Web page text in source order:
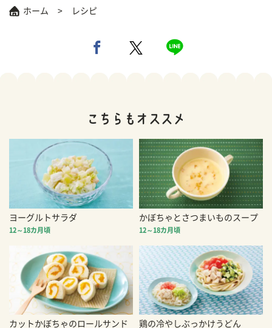
ホーム レシピ
ヨーグルトサラダ
12～18カ月頃
かぼちゃとさつまいものスープ
12～18カ月頃
カットかぼちゃのロールサンド 鶏の冷やしぶっかけうどん